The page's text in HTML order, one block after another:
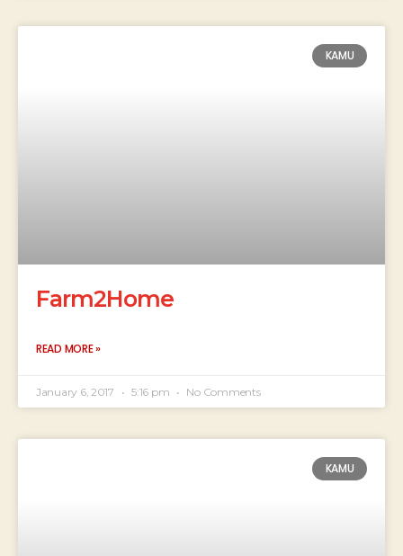
KAMU
Farm2Home
READ MORE »
January 6, 2017 5:16 pm No Comments
KAMU